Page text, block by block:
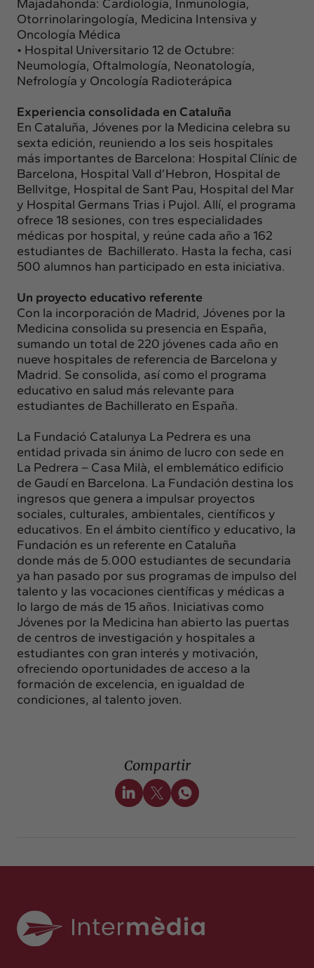
Majadahonda: Cardiología, Inmunología,
Otorrinolaringología, Medicina Intensiva y
Oncología Médica
• Hospital Universitario 12 de Octubre:
Neumología, Oftalmología, Neonatología,
Nefrología y Oncología Radioterápica
Experiencia consolidada en Cataluña
En Cataluña, Jóvenes por la Medicina celebra su
sexta edición, reuniendo a los seis hospitales
más importantes de Barcelona: Hospital Clínic de
Barcelona, Hospital Vall d’Hebron, Hospital de
Bellvitge, Hospital de Sant Pau, Hospital del Mar
y Hospital Germans Trias i Pujol. Allí, el programa
ofrece 18 sesiones, con tres especialidades
médicas por hospital, y reúne cada año a 162
estudiantes de Bachillerato. Hasta la fecha, casi
500 alumnos han participado en esta iniciativa.
Un proyecto educativo referente
Con la incorporación de Madrid, Jóvenes por la
Medicina consolida su presencia en España,
sumando un total de 220 jóvenes cada año en
nueve hospitales de referencia de Barcelona y
Madrid. Se consolida, así como el programa
educativo en salud más relevante para
estudiantes de Bachillerato en España.
La Fundació Catalunya La Pedrera es una
entidad privada sin ánimo de lucro con sede en
La Pedrera – Casa Milà, el emblemático edificio
de Gaudí en Barcelona. La Fundación destina los
ingresos que genera a impulsar proyectos
sociales, culturales, ambientales, científicos y
educativos. En el ámbito científico y educativo, la
Fundación es un referente en Cataluña
donde más de 5.000 estudiantes de secundaria
ya han pasado por sus programas de impulso del
talento y las vocaciones científicas y médicas a
lo largo de más de 15 años. Iniciativas como
Jóvenes por la Medicina han abierto las puertas
de centros de investigación y hospitales a
estudiantes con gran interés y motivación,
ofreciendo oportunidades de acceso a la
formación de excelencia, en igualdad de
condiciones, al talento joven.
Compartir